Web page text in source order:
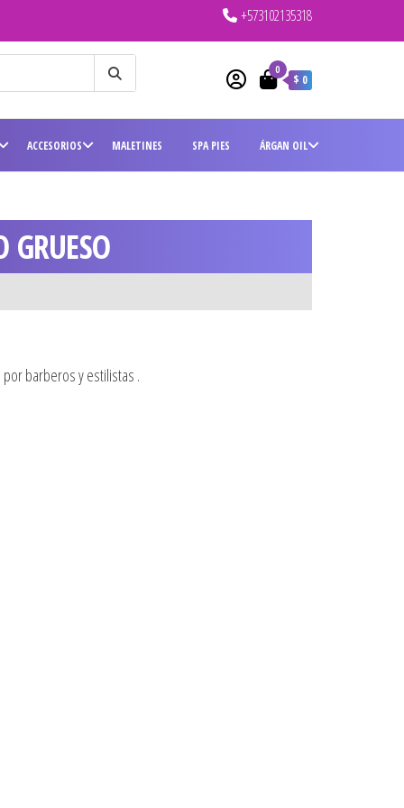
+573102135318
0
$ 0
ACCESORIOS MALETINES SPA PIES ÁRGAN OIL
GRUESO
barberos y estilistas .